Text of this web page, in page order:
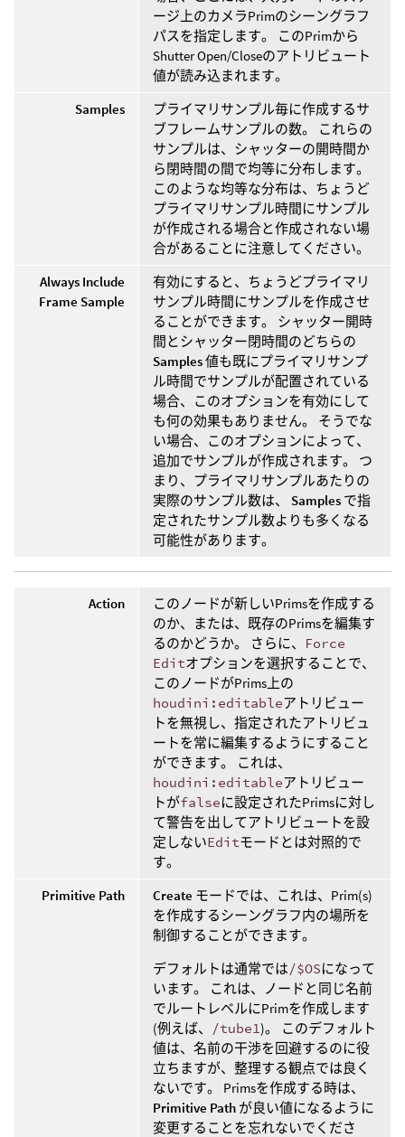
ージ上のカメラPrimのシーングラフ
パスを指定します。 このPrimから
Shutter Open/Closeのアトリビュート
値が読み込まれます。
Samples
プライマリサンプル毎に作成するサ
ブフレームサンプルの数。 これらの
サンプルは、シャッターの開時間か
ら閉時間の間で均等に分布します。
このような均等な分布は、ちょうど
プライマリサンプル時間にサンプル
が作成される場合と作成されない場
合があることに注意してください。
Always Include
Frame Sample
有効にすると、ちょうどプライマリ
サンプル時間にサンプルを作成させ
ることができます。 シャッター開時
間とシャッター閉時間のどちらの
Samples値も既にプライマリサンプ
ル時間でサンプルが配置されている
場合、このオプションを有効にして
も何の効果もありません。 そうでな
い場合、このオプションによって、
追加でサンプルが作成されます。 つ
まり、プライマリサンプルあたりの
実際のサンプル数は、 Samples で指
定されたサンプル数よりも多くなる
可能性があります。
Action
このノードが新しいPrimsを作成する
のか、または、既存のPrimsを編集す
るのかどうか。 さらに、
Force
Editオプションを選択することで、
このノードがPrims上の
houdini:editableアトリビュー
トを無視し、指定されたアトリビュ
ートを常に編集するようにすること
ができます。 これは、
houdini:editableアトリビュー
トがfalseに設定されたPrimsに対し
て警告を出してアトリビュートを設
定しないEditモードとは対照的で
す。
Primitive Path
Create モードでは、これは、Prim(s)
を作成するシーングラフ内の場所を
制御することができます。
デフォルトは通常では/$OSになって
います。 これは、ノードと同じ名前
でルートレベルにPrimを作成します
(例えば、
/tube1)。 このデフォルト
値は、名前の干渉を回避するのに役
立ちますが、整理する観点では良く
ないです。 Primsを作成する時は、
Primitive Path が良い値になるように
変更することを忘れないでくださ